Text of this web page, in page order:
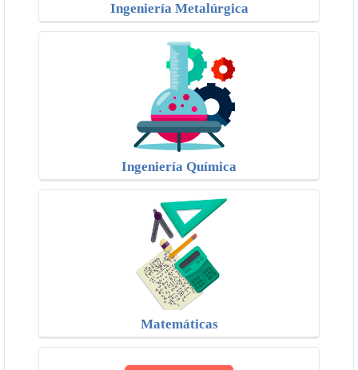
Ingeniería Metalúrgica
Ingeniería Química
Matemáticas